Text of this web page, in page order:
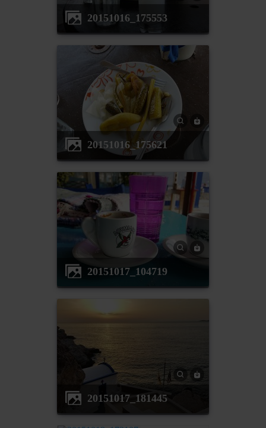
20151016_175553
20151016_175621
20151017_104719
20151017_181445